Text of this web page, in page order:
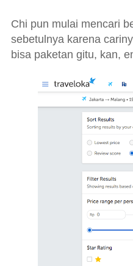
Chi pun mulai mencari
sebetulnya karena
bisa paketan gitu, kan,